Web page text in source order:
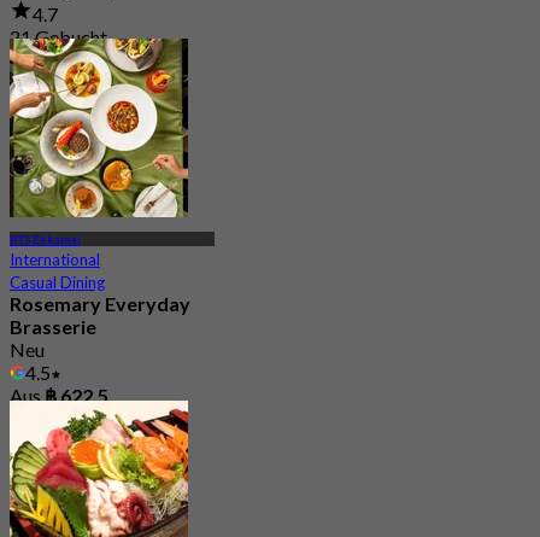
4.7
21 Gebucht
Aus฿ 453
BTS Ekkamai
International
Casual Dining
Rosemary Everyday
Brasserie
Neu
4.5
Aus ฿ 622.5